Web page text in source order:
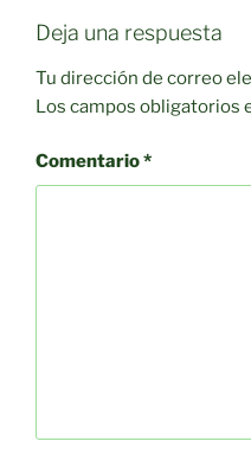
Deja una respuesta
Tu dirección de correo
Los campos obligatorios
Comentario*